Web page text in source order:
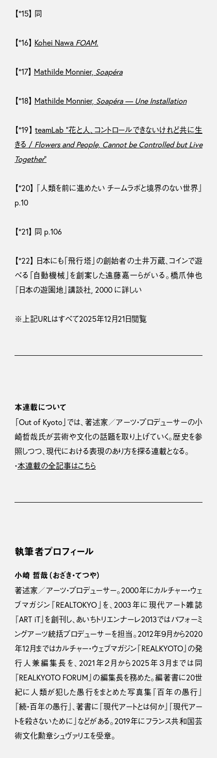
【*15】 同
【*16】 Kohei Nawa FOAM.
【*17】 Mathilde Monnier, Soapéra
【*18】 Mathilde Monnier, Soapéra — Une Installation
【*19】teamLab “花と人、コントロールできないけれど共に生
きる / Flowers and People, Cannot be Controlled but Live
Together”
【*20】 『人類を前に進めたい チームラボと境界のない世界』
p.10
【*21】 同 p.106
【*22】 日本にも「飛行塔」の創始者の土井万蔵、コインで遊
べる「自動機械」を創案した遠藤嘉一らがいる。橋爪伸也
『日本の遊園地』講談社, 2000 に詳しい
※上記URLはすべて2025年12月21日閲覧
本連載について
「Out of Kyoto」では、著述家／アーツ・プロデューサーの小
崎哲哉氏が芸術や文化の話題を取り上げていく。歴史を参
照しつつ、現代における表現のあり方を探る連載となる。
・本連載の全記事はこちら
執筆者プロフィール
小崎 哲哉（おざき・てつや）
著述家／アーツ・プロデューサー。2000年にカルチャー・ウェ
ブマガジン『REALTOKYO』を、2003年に現代アート雑誌
『ART iT』を創刊し、あいちトリエンナーレ2013ではパフォーミ
ングアーツ統括プロデューサーを担当。2012年９月から2020
年12月まではカルチャー・ウェブマガジン『REALKYOTO』の発
行人兼編集長を、2021年２月から2025年３月までは同
『REALKYOTO FORUM』の編集長を務めた。編著書に20世
紀に人類が犯した愚行をまとめた写真集『百年の愚行』
『続・百年の愚行』、著書に『現代アートとは何か』『現代アー
トを殺さないために』などがある。2019年にフランス共和国芸
術文化勲章シュヴァリエを受章。